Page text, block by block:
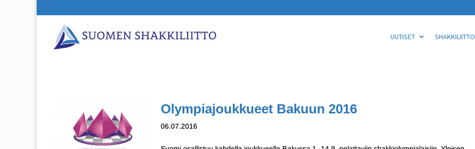
UUTISET SHAKKILIITTO
Olympiajoukkueet Bakuun 2016
06.07.2016